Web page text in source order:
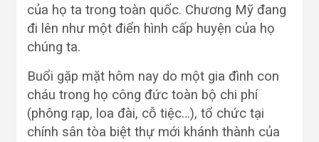
của họ ta trong toàn quốc. Chương Mỹ đang
đi lên như một điển hình cấp huyện của họ
chúng ta.
Buổi gặp mặt hôm nay do một gia đình con
cháu trong họ công đức toàn bộ chi phí
(phông rạp, loa đài, cỗ tiệc…), tổ chức tại
chính sân tòa biệt thự mới khánh thành của